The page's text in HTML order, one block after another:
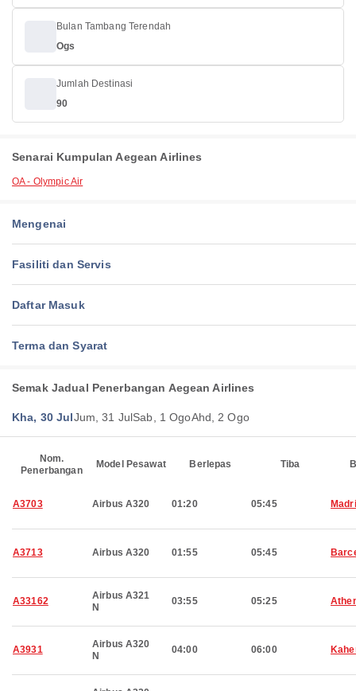
Bulan Tambang Terendah
Ogs
Jumlah Destinasi
90
Senarai Kumpulan Aegean Airlines
OA - Olympic Air
Mengenai
Fasiliti dan Servis
Daftar Masuk
Terma dan Syarat
Semak Jadual Penerbangan Aegean Airlines
Kha, 30 JulJum, 31 JulSab, 1 OgoAhd, 2 Ogo
Nom.
Penerbangan
Model Pesawat Berlepas Tiba
A3703 Airbus A320 01:20 05:45
A3713 Airbus A320 01:55 05:45
A33162
Airbus A321
N
03:55 05:25
A3931
Airbus A320
N
04:00 06:00